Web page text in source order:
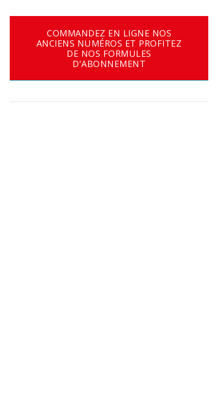
COMMANDEZ EN LIGNE NOS
ANCIENS NUMÉROS ET PROFITEZ
DE NOS FORMULES
D'ABONNEMENT